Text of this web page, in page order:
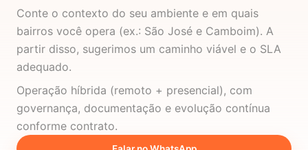
Conte o contexto do seu ambiente e em quais
bairros você opera (ex.: São José e Camboim). A
partir disso, sugerimos um caminho viável e o SLA
adequado.
Operação híbrida (remoto + presencial), com
governança, documentação e evolução contínua
conforme contrato.